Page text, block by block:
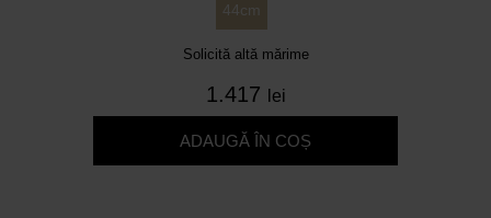
44cm
Solicită altă mărime
1.417 lei
ADAUGĂ ÎN COȘ